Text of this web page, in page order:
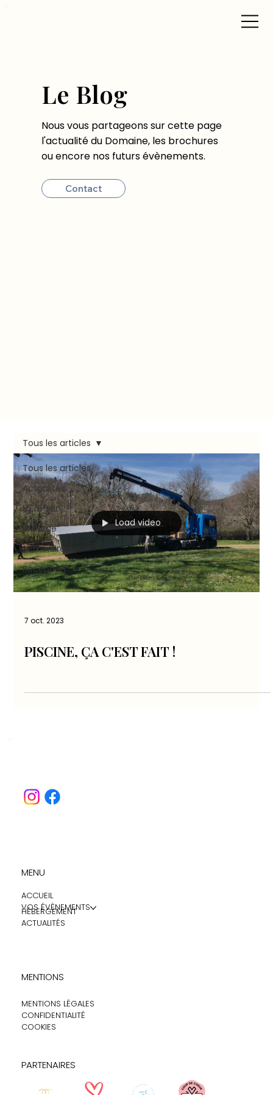
Le Blog
Nous vous partageons sur cette page
l'actualité du Domaine, les brochures
ou encore nos futurs évènements.
Contact
Tous les articles
Actualités
La région
Mariage
Séminaire
Réception
Tous les articles
Load video
7 oct. 2023
PISCINE, ÇA C'EST FAIT !
MENU
ACCUEIL
VOS ÉVÈNEMENTS
HÉBERGEMENT
ACTUALITÉS
PARTENAIRES
MENTIONS
MENTIONS LÉGALES
CONFIDENTIALITÉ
COOKIES